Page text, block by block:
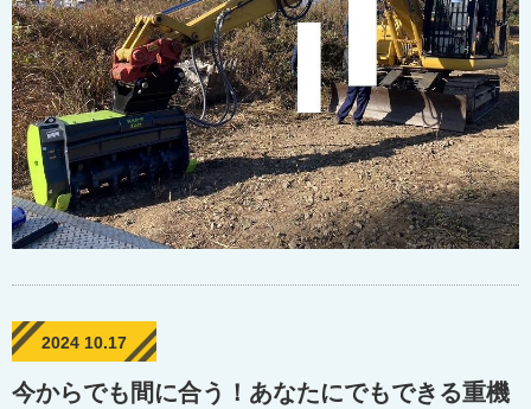
2024 10.17
今からでも間に合う！あなたにでもできる重機